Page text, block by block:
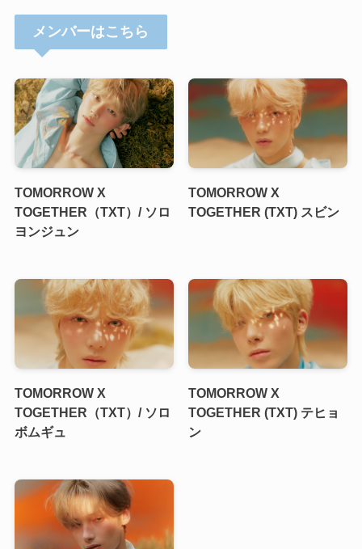
メンバーはこちら
TOMORROW X
TOGETHER（TXT）/ ソロ
ヨンジュン
TOMORROW X
TOGETHER (TXT) スビン
TOMORROW X
TOGETHER（TXT）/ ソロ
ボムギュ
TOMORROW X
TOGETHER (TXT) テヒョ
ン